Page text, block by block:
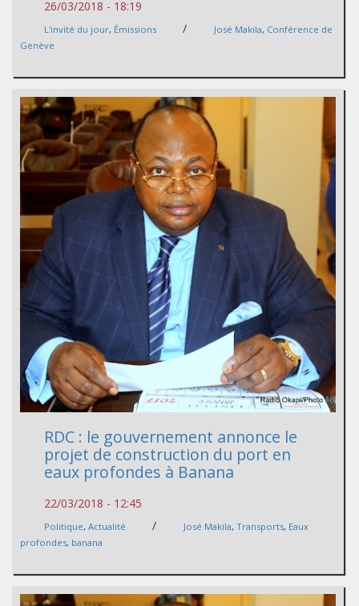
26/03/2018 - 18:19
L'invité du jour, Émissions / José Makila, Conférence de
Genève
RDC : le gouvernement annonce le
projet de construction du port en
eaux profondes à Banana
22/03/2018 - 12:45
Politique, Actualité / José Makila, Transports, Eaux
profondes, banana